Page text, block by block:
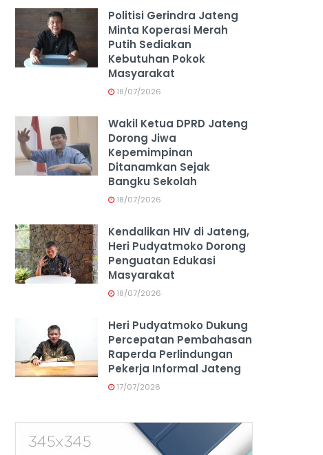
Politisi Gerindra Jateng
Minta Koperasi Merah
Putih Sediakan
Kebutuhan Pokok
Masyarakat
18/07/2026
Wakil Ketua DPRD Jateng
Dorong Jiwa
Kepemimpinan
Ditanamkan Sejak
Bangku Sekolah
18/07/2026
Kendalikan HIV di Jateng,
Heri Pudyatmoko Dorong
Penguatan Edukasi
Masyarakat
18/07/2026
Heri Pudyatmoko Dukung
Percepatan Pembahasan
Raperda Perlindungan
Pekerja Informal Jateng
17/07/2026